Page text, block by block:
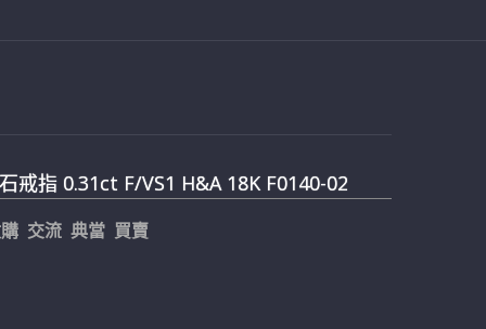
戒指 0.31ct F/VS1 H&A 18K F0140-02
交流 典當 買賣